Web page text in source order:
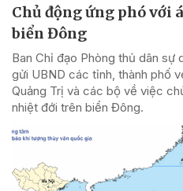
Chủ động ứng phó với
biển Đông
Ban Chỉ đạo Phòng thủ dân sự
gửi UBND các tỉnh, thành phố
Quảng Trị và các bộ về việc
nhiệt đới trên biển Đông.